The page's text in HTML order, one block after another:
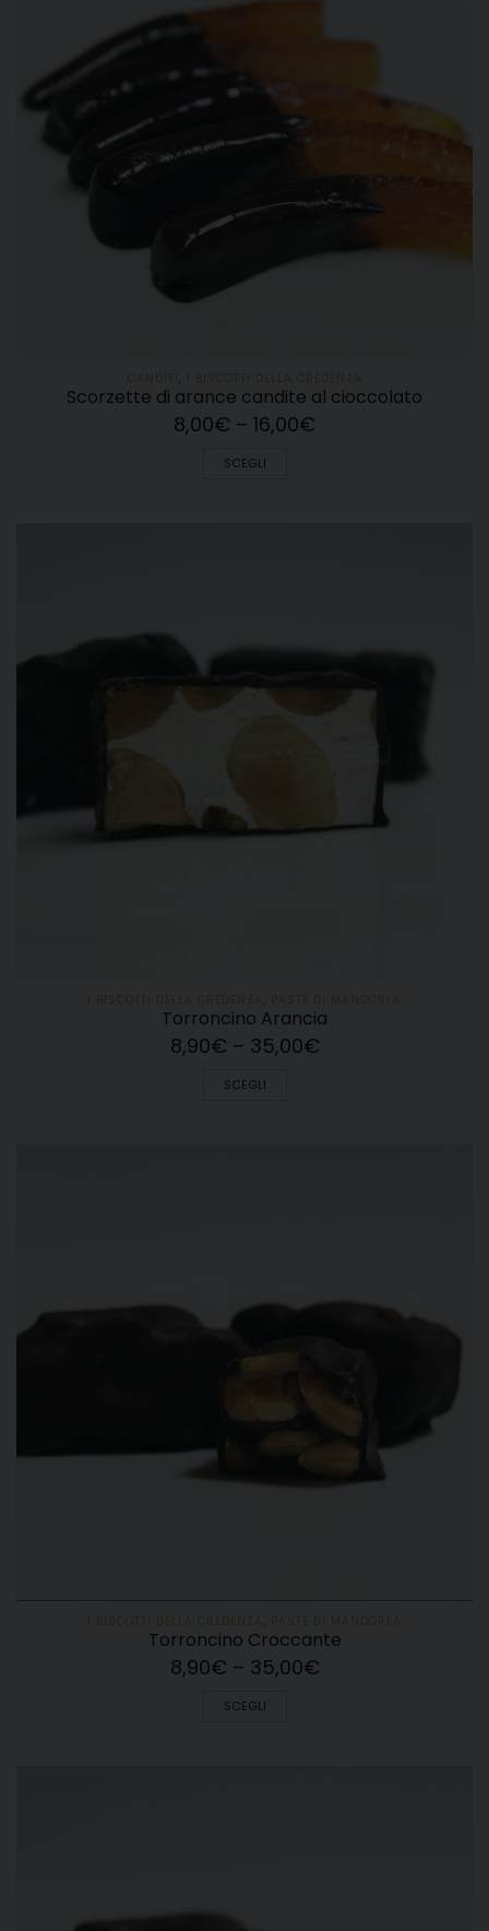
Scorzette di arance candite al cioccolato
8,00€ – 16,00€
SCEGLI
Torroncino Arancia
8,90€ – 35,00€
SCEGLI
Torroncino Croccante
8,90€ – 35,00€
SCEGLI